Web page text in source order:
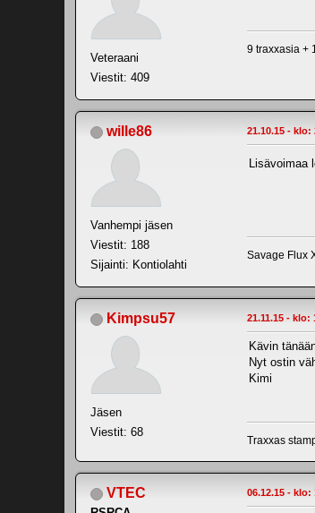
Veteraani
Viestit: 409
9 traxxasia +
wille86
Vanhempi jäsen
Viestit: 188
Sijainti: Kontiolahti
21.10.15 - klo:
Lisävoimaa
Savage Flux
Kimpsu57
Jäsen
Viestit: 68
21.11.15 - klo:
Kävin
Nyt ostin
Kimi
Traxxas
VTEC 06.12.15 - klo: